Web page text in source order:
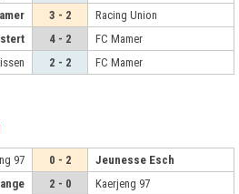
3 - 2
Racing Union
4 - 2
FC Mamer
2 - 2 FC Mamer
97 0 - 2
Jeunesse Esch
2 - 0
Kaerjeng 97